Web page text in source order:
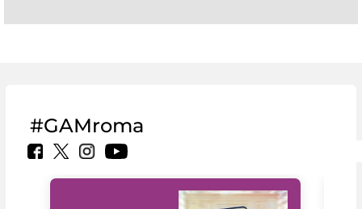
#GAMroma